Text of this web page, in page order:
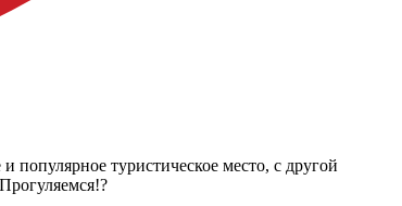
туристическое место, с другой